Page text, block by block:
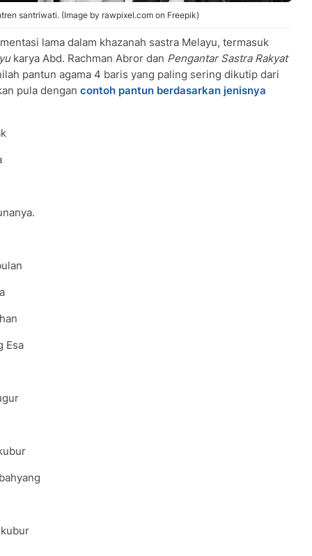
santriwati. (Image by rawpixel.com on Freepik)
lama dalam khazanah sastra Melayu, termasuk
karya Abd. Rachman Abror dan Pengantar Sastra Rakyat
pantun agama 4 baris yang paling sering dikutip dari
pula dengan contoh pantun berdasarkan jenisnya
Esa